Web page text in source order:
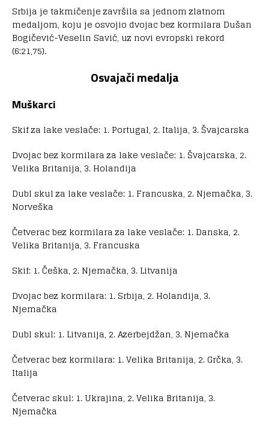
Srbija je takmičenje završila sa jednom zlatnom
medaljom, koju je osvojio dvojac bez kormilara Dušan
Bogičević-Veselin Savić, uz novi evropski rekord
(6:21,75).
Osvajači medalja
Muškarci
Skif za lake veslače: 1. Portugal, 2. Italija, 3. Švajcarska
Dvojac bez kormilara za lake veslače: 1. Švajcarska, 2.
Velika Britanija, 3. Holandija
Dubl skul za lake veslače: 1. Francuska, 2. Njemačka, 3.
Norveška
Četverac bez kormilara za lake veslače: 1. Danska, 2.
Velika Britanija, 3. Francuska
Skif: 1. Češka, 2. Njemačka, 3. Litvanija
Dvojac bez kormilara: 1. Srbija, 2. Holandija, 3.
Njemačka
Dubl skul: 1. Litvanija, 2. Azerbejdžan, 3. Njemačka
Četverac bez kormilara: 1. Velika Britanija, 2. Grčka, 3.
Italija
Četverac skul: 1. Ukrajina, 2. Velika Britanija, 3.
Njemačka